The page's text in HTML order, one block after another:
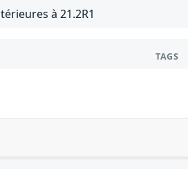
à 21.2R1
TAGS